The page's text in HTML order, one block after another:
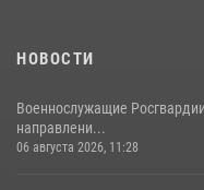
НОВОСТИ
Военнослужащие
направлени...
06 августа 2026, 11:28